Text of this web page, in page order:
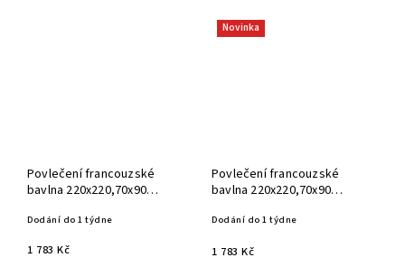
Povlečení francouzské
bavlna 220x220,70x90
Dodání do 1 týdne
1 783 Kč
Novinka
Povlečení francouzské
bavlna 220x220,70x90
Dodání do 1 týdne
1 783 Kč